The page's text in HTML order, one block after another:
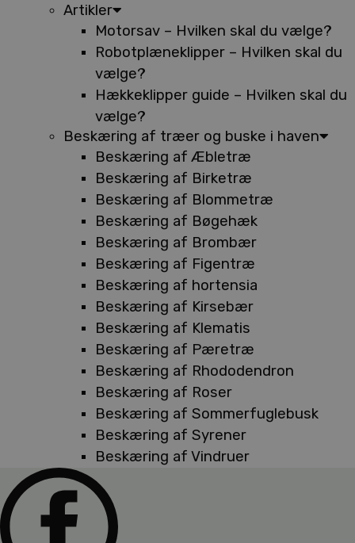
Artikler
Motorsav – Hvilken skal du vælge?
Robotplæneklipper – Hvilken skal du
vælge?
Hækkeklipper guide – Hvilken skal du
vælge?
Beskæring af træer og buske i haven
Beskæring af Æbletræ
Beskæring af Birketræ
Beskæring af Blommetræ
Beskæring af Bøgehæk
Beskæring af Brombær
Beskæring af Figentræ
Beskæring af hortensia
Beskæring af Kirsebær
Beskæring af Klematis
Beskæring af Pæretræ
Beskæring af Rhododendron
Beskæring af Roser
Beskæring af Sommerfuglebusk
Beskæring af Syrener
Beskæring af Vindruer